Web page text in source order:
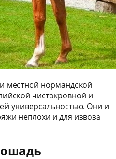
местной нормандской
чистокровной и
универсальностью. Они и
неплохи и для извоза